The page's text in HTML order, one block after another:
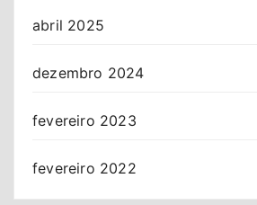
abril 2025
dezembro 2024
fevereiro 2023
fevereiro 2022